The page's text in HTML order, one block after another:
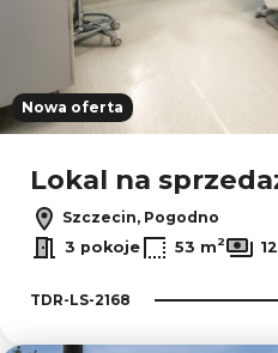
Nowa oferta
Lokal na
Szczecin, Pogodno
3 pokoje
53 m2
TDR-LS-2168